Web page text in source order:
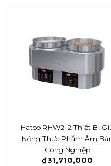
Hatco RHW2-2 Thiết Bị
Nóng Thực Phẩm Âm
Công Nghiệp
₫31,710,000